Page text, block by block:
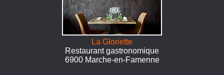
La Gloriette
Restaurant gastronomique
6900 Marche-en-Famenne